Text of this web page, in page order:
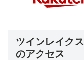
ツインレイク
のアクセス